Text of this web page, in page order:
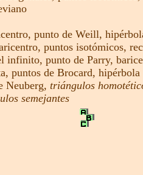
, punto de Weill,
puntos isotómicos,
infinito, punto de Parry,
puntos de Brocard,
Neuberg, triángulos
semejantes